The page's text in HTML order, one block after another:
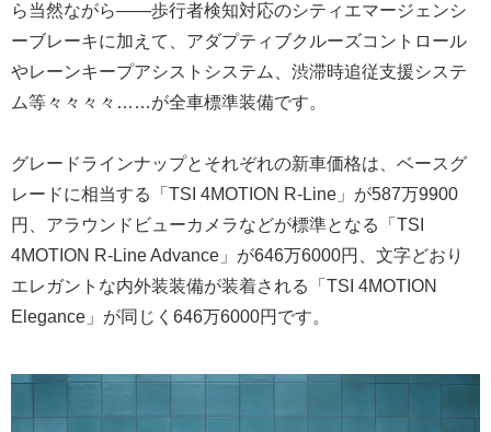
ら当然ながら――歩行者検知対応のシティエマージェンシ
ーブレーキに加えて、アダプティブクルーズコントロール
やレーンキープアシストシステム、渋滞時追従支援システ
ム等々々々々……が全車標準装備です。
グレードラインナップとそれぞれの新車価格は、ベースグ
レードに相当する「TSI 4MOTION R-Line」が587万9900
円、アラウンドビューカメラなどが標準となる「TSI
4MOTION R-Line Advance」が646万6000円、文字どおり
エレガントな内外装装備が装着される「TSI 4MOTION
Elegance」が同じく646万6000円です。